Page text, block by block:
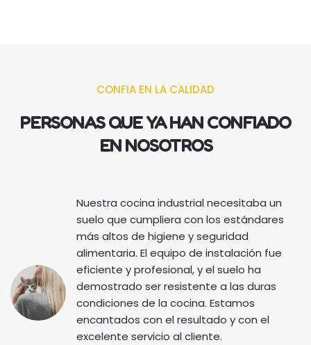
CONFIA EN LA CALIDAD
PERSONAS QUE YA HAN CONFIADO
EN NOSOTROS
Nuestra cocina industrial necesitaba un
suelo que cumpliera con los estándares
más altos de higiene y seguridad
alimentaria. El equipo de instalación fue
eficiente y profesional, y el suelo ha
demostrado ser resistente a las duras
condiciones de la cocina. Estamos
encantados con el resultado y con el
excelente servicio al cliente.